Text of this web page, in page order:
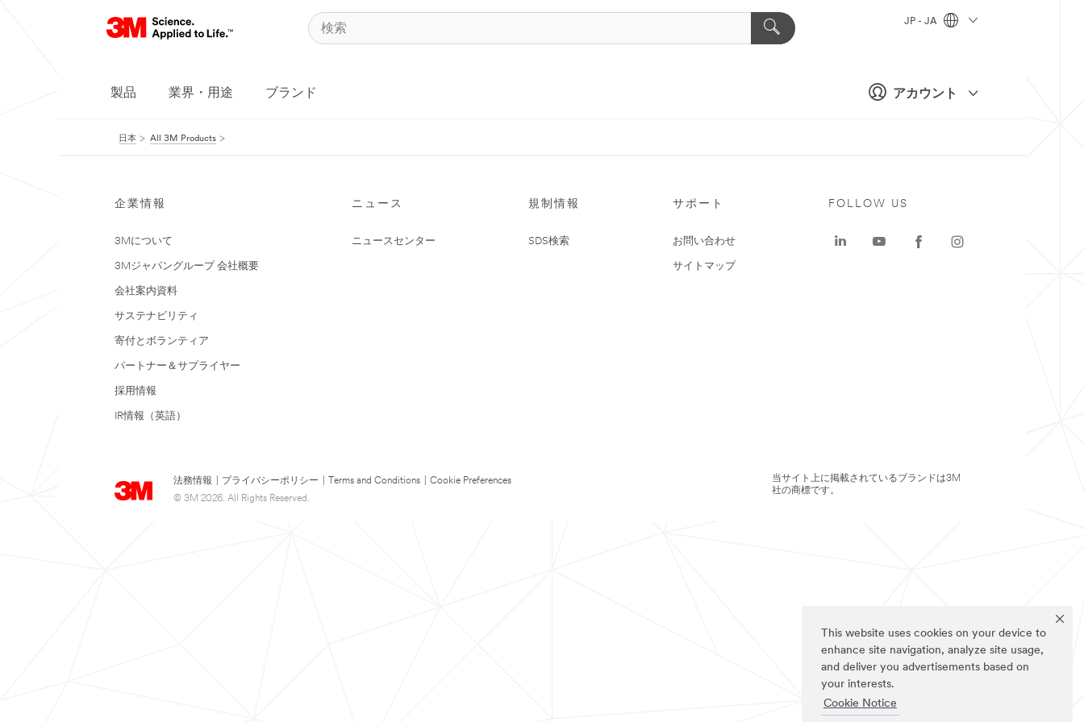
This website uses cookies on your device to
enhance site navigation, analyze site usage,
and deliver you advertisements based on
your interests.
Cookie Notice
アカウント
JP - JA
製品 業界・用途 ブランド
日本 All 3M Products
企業情報
3Mについて
3Mジャパングループ 会社概要
会社案内資料
サステナビリティ
寄付とボランティア
パートナー＆サプライヤー
採用情報
IR情報（英語）
ニュース
ニュースセンター
規制情報
SDS検索
サポート
お問い合わせ
サイトマップ
法務情報 プライバシーポリシー Terms and Conditions
Cookie Preferences
© 3M 2026. All Rights Reserved.
FOLLOW US
当サイト上に掲載されているブランドは3M
社の商標です。